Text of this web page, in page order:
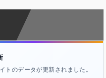
トのデータが更新されました。